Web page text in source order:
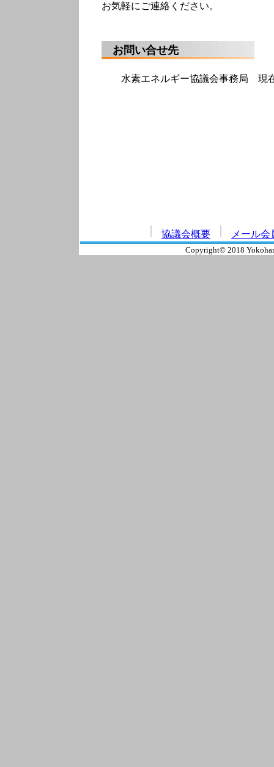
お気軽にご連絡ください。
お問い合せ先
水素エネルギー協議会事務局 現